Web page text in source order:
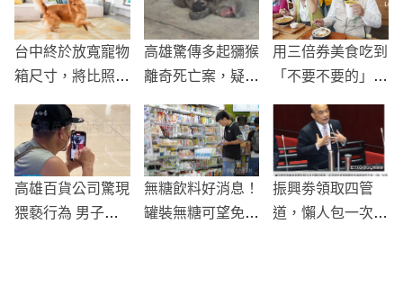
台中終於放寬寵物
箱尺寸，將比照高
高雄驚傳多起獼猴
離奇死亡案，疑人
前的「毒猴犯」恐
重出江湖！
用三倍券美食吃到
「不要不要的」
高雄百貨公司驚現
猥褻行為 男子在
無糖飲料好消息！
罐裝無糖可望免
振興劵領取四管
道，懶人包一次看